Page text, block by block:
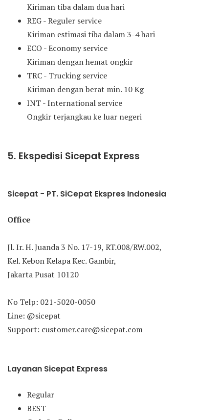
Kiriman tiba dalam dua hari
REG - Reguler service
Kiriman estimasi tiba dalam 3-4 hari
ECO - Economy service
Kiriman dengan hemat ongkir
TRC - Trucking service
Kiriman dengan berat min. 10 Kg
INT - International service
Ongkir terjangkau ke luar negeri
5. Ekspedisi Sicepat Express
Sicepat - PT. SiCepat Ekspres Indonesia
Office
Jl. Ir. H. Juanda 3 No. 17-19, RT.008/RW.002,
Kel. Kebon Kelapa Kec. Gambir,
Jakarta Pusat 10120
No Telp: 021-5020-0050
Line: @sicepat
Support: customer.care@sicepat.com
Layanan Sicepat Express
Regular
BEST